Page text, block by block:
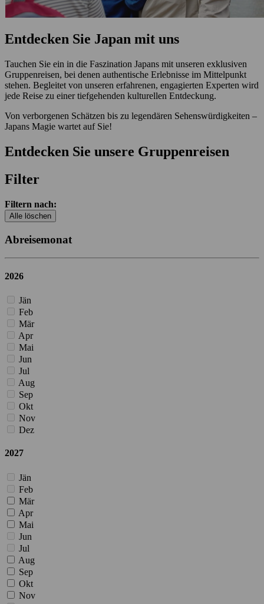
Entdecken Sie Japan mit uns
Tauchen Sie ein in die Faszination Japans mit unseren exklusiven
Gruppenreisen, bei denen authentische Erlebnisse im Mittelpunkt
stehen. Begleitet von unseren erfahrenen, engagierten Experten wird
jede Reise zu einer tiefgehenden kulturellen Entdeckung.
Von verborgenen Schätzen bis zu legendären Sehenswürdigkeiten –
Japans Magie wartet auf Sie!
Entdecken Sie unsere Gruppenreisen
Filter
Filtern nach:
Alle löschen
Abreisemonat
2026
Jän
Feb
Mär
Apr
Mai
Jun
Jul
Aug
Sep
Okt
Nov
Dez
2027
Jän
Feb
Mär
Apr
Mai
Jun
Jul
Aug
Sep
Okt
Nov